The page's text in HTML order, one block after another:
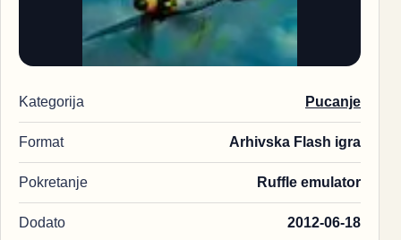
Kategorija Pucanje
Format Arhivska Flash igra
Pokretanje Ruffle emulator
Dodato 2012-06-18